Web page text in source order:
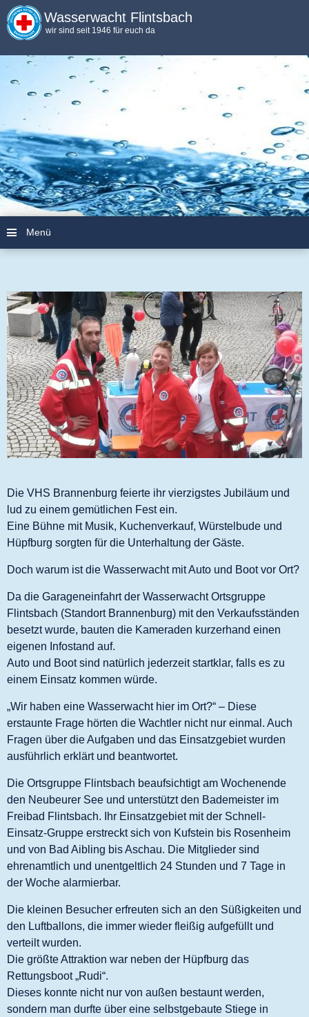
Wasserwacht Flintsbach
wir sind seit 1946 für euch da
Menü
Die VHS Brannenburg feierte ihr vierzigstes Jubiläum und
lud zu einem gemütlichen Fest ein.
Eine Bühne mit Musik, Kuchenverkauf, Würstelbude und
Hüpfburg sorgten für die Unterhaltung der Gäste.
Doch warum ist die Wasserwacht mit Auto und Boot vor Ort?
Da die Garageneinfahrt der Wasserwacht Ortsgruppe
Flintsbach (Standort Brannenburg) mit den Verkaufsständen
besetzt wurde, bauten die Kameraden kurzerhand einen
eigenen Infostand auf.
Auto und Boot sind natürlich jederzeit startklar, falls es zu
einem Einsatz kommen würde.
„Wir haben eine Wasserwacht hier im Ort?“ – Diese
erstaunte Frage hörten die Wachtler nicht nur einmal. Auch
Fragen über die Aufgaben und das Einsatzgebiet wurden
ausführlich erklärt und beantwortet.
Die Ortsgruppe Flintsbach beaufsichtigt am Wochenende
den Neubeurer See und unterstützt den Bademeister im
Freibad Flintsbach. Ihr Einsatzgebiet mit der Schnell-
Einsatz-Gruppe erstreckt sich von Kufstein bis Rosenheim
und von Bad Aibling bis Aschau. Die Mitglieder sind
ehrenamtlich und unentgeltlich 24 Stunden und 7 Tage in
der Woche alarmierbar.
Die kleinen Besucher erfreuten sich an den Süßigkeiten und
den Luftballons, die immer wieder fleißig aufgefüllt und
verteilt wurden.
Die größte Attraktion war neben der Hüpfburg das
Rettungsboot „Rudi“.
Dieses konnte nicht nur von außen bestaunt werden,
sondern man durfte über eine selbstgebaute Stiege in